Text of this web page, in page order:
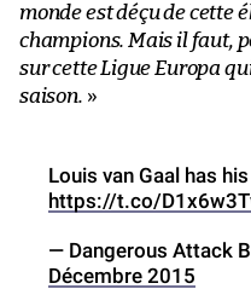
monde est déçu de cette
champions. Mais il faut,
sur cette Ligue Europa
saison. »
Louis van Gaal has
https://t.co/
— Dangerous Attack
Décembre 2015